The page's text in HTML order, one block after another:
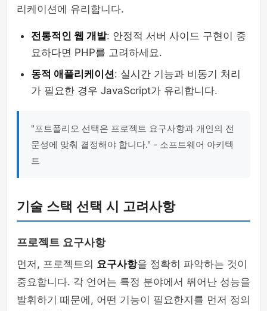
리케이션에 유리합니다.
전통적인 웹 개발: 안정적 서버 사이드 구현이 중
요하다면 PHP를 고려하세요.
동적 애플리케이션: 실시간 기능과 비동기 처리
가 필요한 경우 JavaScript가 유리합니다.
"포트폴리오 선택은 프로젝트 요구사항과 개인의 전
문성에 맞춰 결정해야 합니다." - 소프트웨어 아키텍
트
기술 스택 선택 시 고려사항
프로젝트 요구사항
먼저, 프로젝트의 요구사항을 정확히 파악하는 것이
중요합니다. 각 언어는 특정 분야에서 뛰어난 성능을
발휘하기 때문에, 어떤 기능이 필요한지를 먼저 정의